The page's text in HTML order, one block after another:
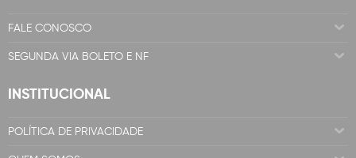
FALE CONOSCO
SEGUNDA VIA BOLETO E NF
INSTITUCIONAL
POLÍTICA DE PRIVACIDADE